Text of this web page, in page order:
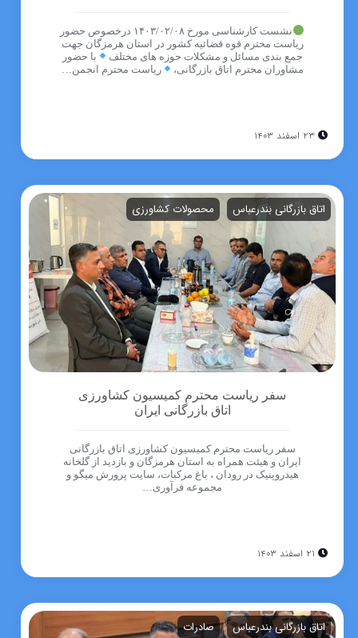
نشست کارشناسی مورخ ۱۴۰۳/۰۲/۰۸ درخصوص حضور
ریاست محترم قوه قضائیه کشور در استان هرمزگان جهت
جمع بندی مسائل و مشکلات حوزه های مختلف
با حضور
مشاوران محترم اتاق بازرگانی،
ریاست محترم انجمن…
۲۳ اسفند ۱۴۰۳
اتاق بازرگانی بندرعباس محصولات کشاورزی
سفر ریاست محترم کمیسیون کشاورزی
اتاق بازرگانی ایران
سفر ریاست محترم کمیسیون کشاورزی اتاق بازرگانی
ایران و هیئت همراه به استان هرمزگان و بازدید از گلخانه
هیدروپنیک در رودان ، باغ مرکبات، سایت پرورش میگو و
مجموعه فرآوری…
۲۱ اسفند ۱۴۰۳
اتاق بازرگانی بندرعباس صادرات